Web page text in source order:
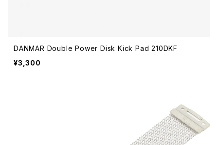
DANMAR Double Power Disk Kick Pad 210DKF
¥3,300